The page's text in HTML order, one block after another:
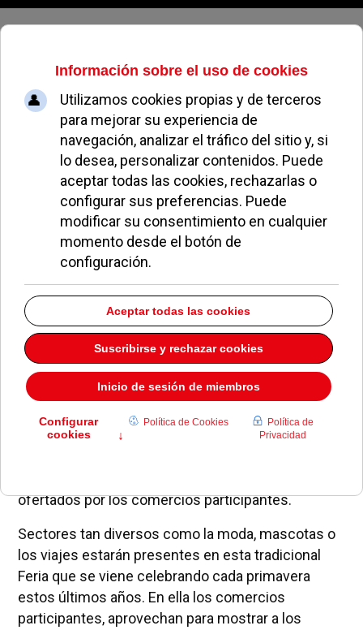
Viernes, 07 de agosto de 2026
Pozuelo celebra la VI Feria del
Comercio
ALBERTO MORENO OCIO Y CULTURA 23 MAYO 2012
La feriaacoge una gran representación del
ofertados por los comercios participantes.
Sectores tan diversos como la moda, mascotas o
los viajes estarán presentes en esta tradicional
Feria que se viene celebrando cada primavera
estos últimos años. En ella los comercios
participantes, aprovechan para mostrar a los